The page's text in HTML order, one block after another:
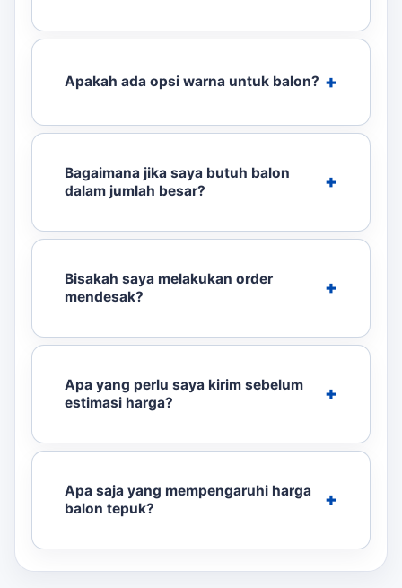
Apakah ada opsi warna untuk balon?
Bagaimana jika saya butuh balon
dalam jumlah besar?
Bisakah saya melakukan order
mendesak?
Apa yang perlu saya kirim sebelum
estimasi harga?
Apa saja yang mempengaruhi harga
balon tepuk?